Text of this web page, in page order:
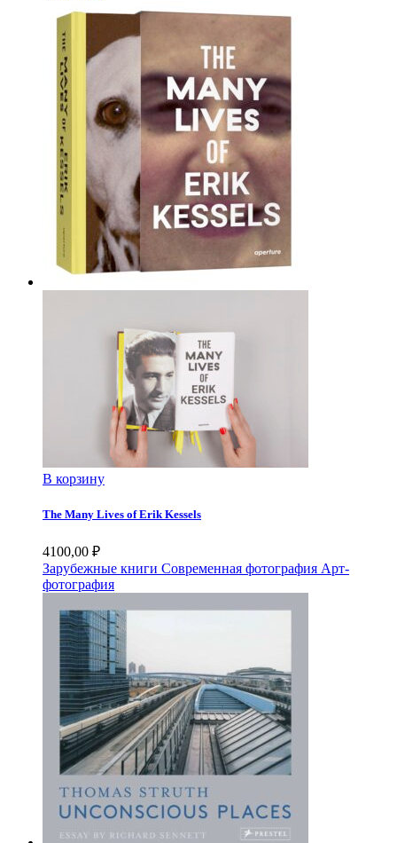
В корзину
The Many Lives of Erik Kessels
4100,00 ₽
Зарубежные книги Современная фотография Арт-
фотография